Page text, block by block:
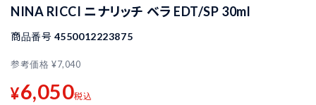
NINA RICCI ニナリッチ ベラ EDT/SP 30ml
商品番号 4550012223875
参考価格 ¥7,040
¥6,050税込